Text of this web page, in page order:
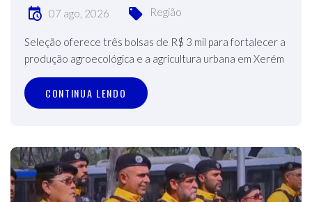
07 ago, 2026 Região
Seleção oferece três bolsas de R$ 3 mil para fortalecer a
produção agroecológica e a agricultura urbana em Xerém
CONTINUA LENDO